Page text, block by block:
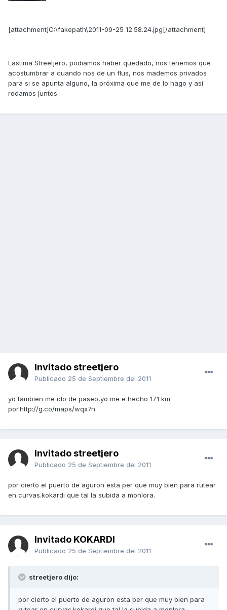
[attachment]C:\fakepath\2011-09-25 12.58.24.jpg[/attachment]
Lastima Streetjero, podiamos haber quedado, nos tenemos que
acostumbrar a cuando nos de un flus, nos mademos privados
para si se apunta alguno, la próxima que me de lo hago y así
rodamos juntos.
Invitado streetjero
Publicado 25 de Septiembre del 2011
yo tambien me ido de paseo,yo me e hecho 171 km
por.http://g.co/maps/wqx7n
Invitado streetjero
Publicado 25 de Septiembre del 2011
por cierto el puerto de aguron esta per que muy bien para rutear
en curvas.kokardi que tal la subida a monlora.
Invitado KOKARDI
Publicado 25 de Septiembre del 2011
streetjero dijo:
por cierto el puerto de aguron esta per que muy bien para